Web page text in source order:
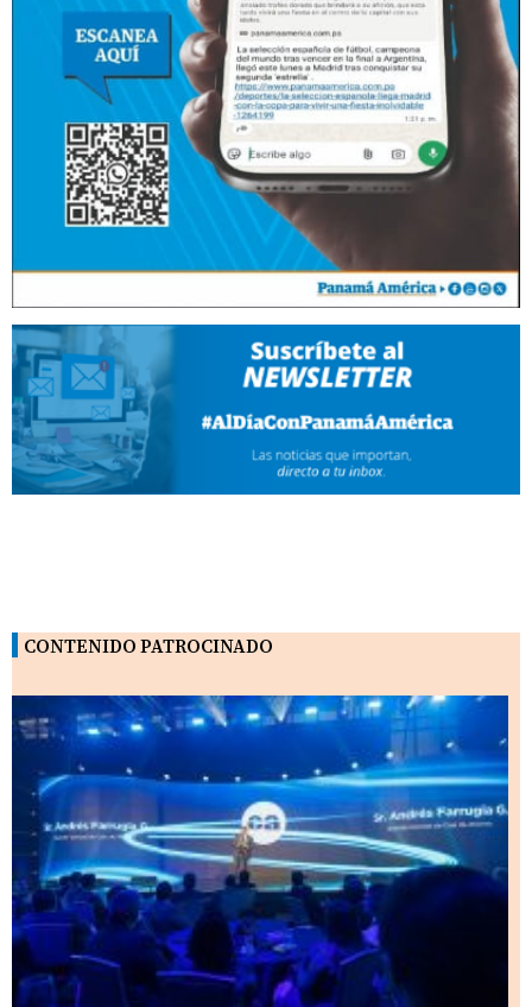
CONTENIDO PATROCINADO